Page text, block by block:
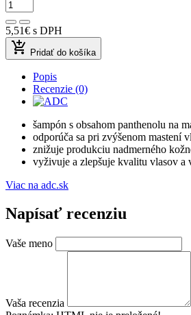
5,51€ s DPH
add_shopping_cart Pridať do košíka
Popis
Recenzie (0)
šampón s obsahom panthenolu na
odporúča sa pri zvýšenom mastení
znižuje produkciu nadmerného
vyživuje a zlepšuje kvalitu vlasov a
Viac na adc.sk
Napísať recenziu
Vaše meno
Vaša recenzia